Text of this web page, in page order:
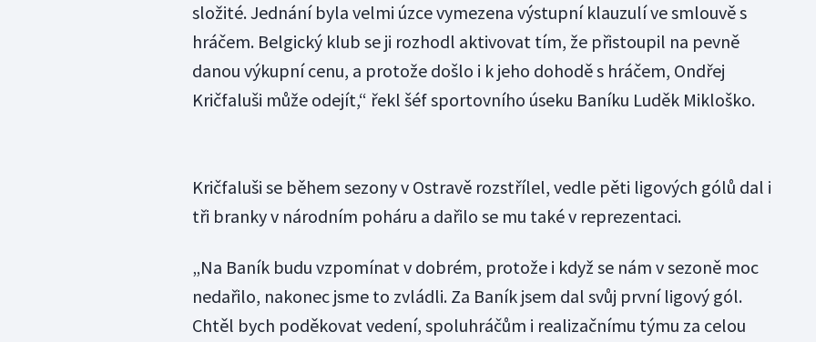
složité. Jednání byla velmi úzce vymezena výstupní klauzulí ve smlouvě s
hráčem. Belgický klub se ji rozhodl aktivovat tím, že přistoupil na pevně
danou výkupní cenu, a protože došlo i k jeho dohodě s hráčem, Ondřej
Kričfaluši může odejít,“ řekl šéf sportovního úseku Baníku Luděk Mikloško.
Kričfaluši se během sezony v Ostravě rozstřílel, vedle pěti ligových gólů dal i
tři branky v národním poháru a dařilo se mu také v reprezentaci.
„Na Baník budu vzpomínat v dobrém, protože i když se nám v sezoně moc
nedařilo, nakonec jsme to zvládli. Za Baník jsem dal svůj první ligový gól.
Chtěl bych poděkovat vedení, spoluhráčům i realizačnímu týmu za celou